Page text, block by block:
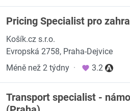
Pricing Specialist pro
Košík.cz s.r.o.
Evropská 2758, Praha-Dejvice
Méně než 2 týdny · 3.2
Transport specialist -